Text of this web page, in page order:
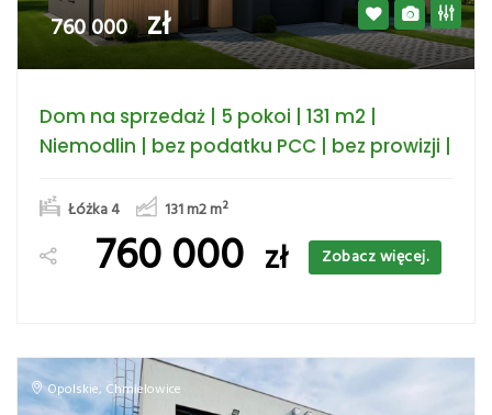
760 000 zł
Dom na sprzedaż | 5 pokoi | 131 m2 |
Niemodlin | bez podatku PCC | bez prowizji |
Łóżka 4 131 m2m²
760 000 zł Zobacz więcej.
Opolskie, Chmielowice